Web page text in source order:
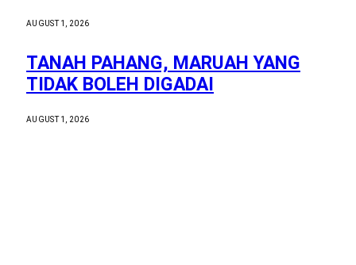
AUGUST 1, 2026
TANAH PAHANG, MARUAH YANG
TIDAK BOLEH DIGADAI
AUGUST 1, 2026